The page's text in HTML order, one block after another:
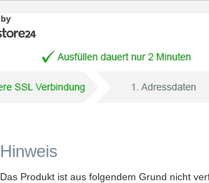
Hinweis
Das Produkt ist aus folgendem Grund nicht